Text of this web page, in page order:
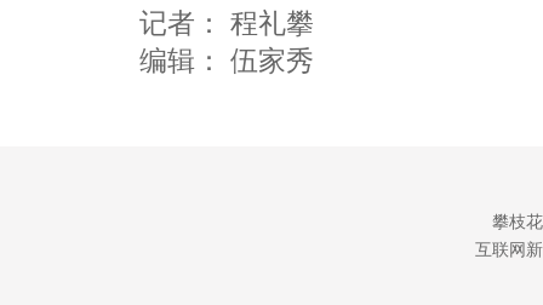
记者： 程礼攀
编辑： 伍家秀
攀枝
互联网